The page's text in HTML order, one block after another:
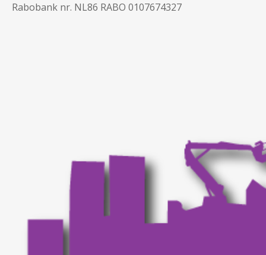
Rabobank nr. NL86 RABO 0107674327